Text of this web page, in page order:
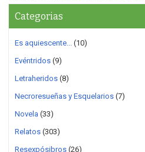
Categorias
Es aquiescente...
(10)
Evéntridos (9)
Letraheridos (8)
Necroresueñas y Esquelarios (7)
Novela (33)
Relatos (303)
Resexpósibros (26)